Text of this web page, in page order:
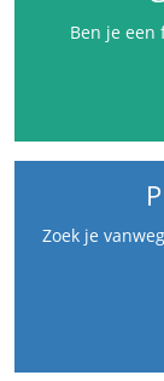
Ben je een
Zoek je